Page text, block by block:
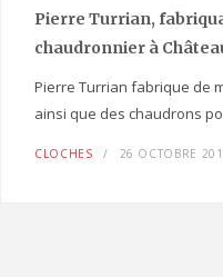
Pierre Turrian,
chaudronnier à
Pierre Turrian fabrique de
ainsi que des chaudrons
CLOCHES 26 OCTOBRE